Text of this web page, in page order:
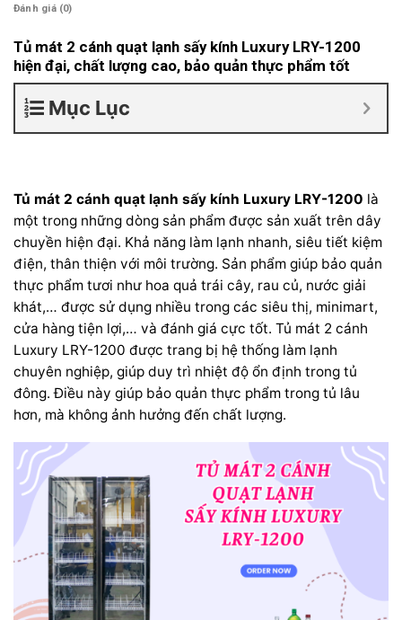
Đánh giá (0)
Tủ mát 2 cánh quạt lạnh sấy kính Luxury LRY-1200
hiện đại, chất lượng cao, bảo quản thực phẩm tốt
Mục Lục
Tủ mát 2 cánh quạt lạnh sấy kính Luxury LRY-1200 là
một trong những dòng sản phẩm được sản xuất trên dây
chuyền hiện đại. Khả năng làm lạnh nhanh, siêu tiết kiệm
điện, thân thiện với môi trường. Sản phẩm giúp bảo quản
thực phẩm tươi như hoa quả trái cây, rau củ, nước giải
khát,… được sử dụng nhiều trong các siêu thị, minimart,
cửa hàng tiện lợi,… và đánh giá cực tốt. Tủ mát 2 cánh
Luxury LRY-1200 được trang bị hệ thống làm lạnh
chuyên nghiệp, giúp duy trì nhiệt độ ổn định trong tủ
đông. Điều này giúp bảo quản thực phẩm trong tủ lâu
hơn, mà không ảnh hưởng đến chất lượng.